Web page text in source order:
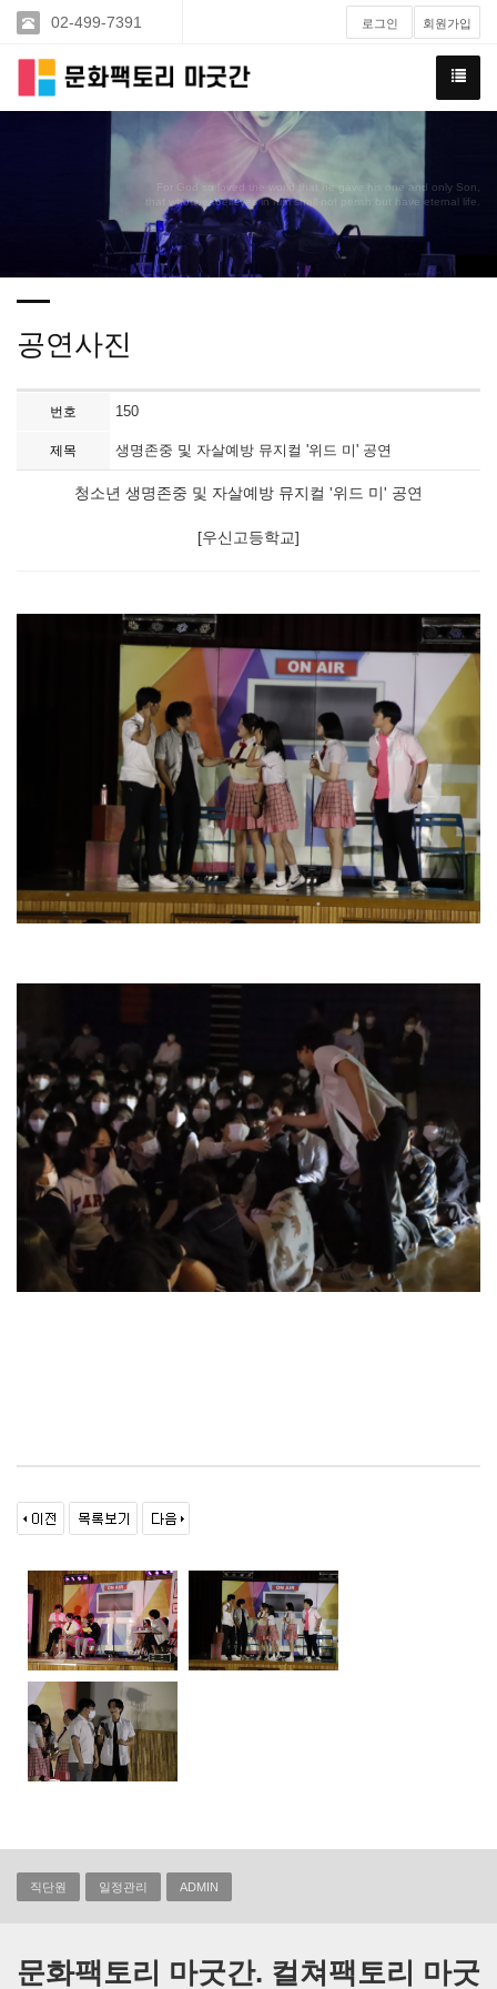
02-499-7391 로그인 회원가입
For God so loved the world that he gave his one and only Son,
that whoever believes in him shall not perish but have eternal life.
공연사진
번호 150
제목 생명존중 및 자살예방 뮤지컬 '위드 미' 공연
청소년 생명존중 및 자살예방 뮤지컬 '위드 미' 공연
[우신고등학교]
직단원 일정관리 ADMIN
문화팩토리 마굿간. 컬쳐팩토리 마굿